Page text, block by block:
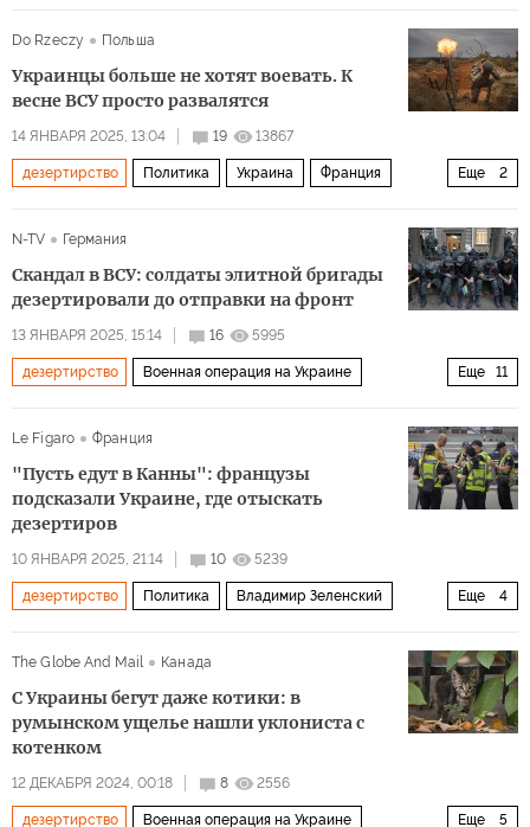
Do Rzeczy Польша
Украинцы больше не хотят воевать. К
весне ВСУ просто развалятся
14 ЯНВАРЯ 2025, 13:04 19 13867
Еще 2
дезертирство Политика Украина Франция
N-TV
Германия
Скандал в ВСУ: солдаты элитной бригады
дезертировали до отправки на фронт
13 ЯНВАРЯ 2025, 15:14 16 5995
Еще 11
дезертирство Военная операция на Украине
Россия
Украина дезертиры
Le Figaro Франция
"Пусть едут в Канны": французы
подсказали Украине, где отыскать
дезертиров
10 ЯНВАРЯ 2025, 21:14 10 5239
Еще 4
дезертирство Политика Владимир Зеленский
The Globe And Mail
Канада
С Украины бегут даже котики: в
румынском ущелье нашли уклониста с
котенком
12 ДЕКАБРЯ 2024, 00:18 8 2556
Еще 5
дезертирство Военная операция на Украине